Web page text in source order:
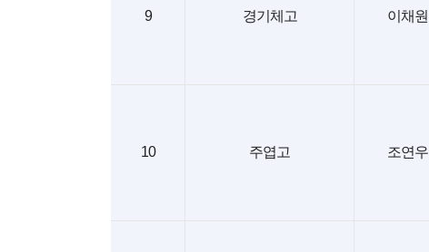
9 경기체고 이채원
10 주엽고 조연우